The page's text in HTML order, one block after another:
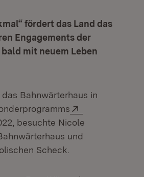
fördert das Land das
Engagements der
mit neuem Leben
Bahnwärterhaus in
besuchte Nicole
und
Scheck.